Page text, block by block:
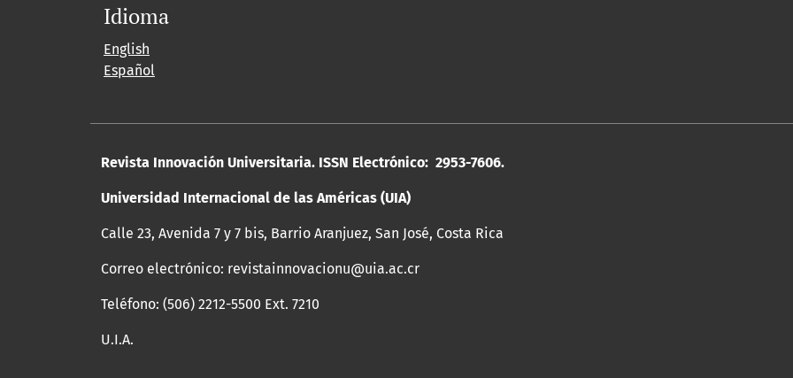
Idioma
English
Español
Revista Innovación Universitaria. ISSN Electrónico: 2953-7606.
Universidad Internacional de las Américas (UIA)
Calle 23, Avenida 7 y 7 bis, Barrio Aranjuez, San José, Costa Rica
Correo electrónico: revistainnovacionu@uia.ac.cr
Teléfono: (506) 2212-5500 Ext. 7210
U.I.A.